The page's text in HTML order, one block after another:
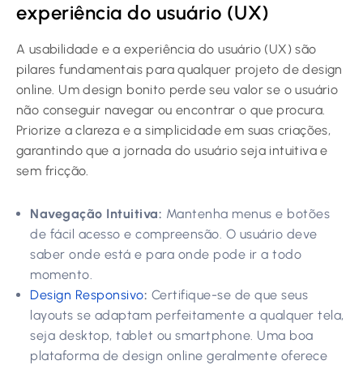
experiência do usuário (UX)
A usabilidade e a experiência do usuário (UX) são
pilares fundamentais para qualquer projeto de design
online. Um design bonito perde seu valor se o usuário
não conseguir navegar ou encontrar o que procura.
Priorize a clareza e a simplicidade em suas criações,
garantindo que a jornada do usuário seja intuitiva e
sem fricção.
Navegação Intuitiva: Mantenha menus e botões
de fácil acesso e compreensão. O usuário deve
saber onde está e para onde pode ir a todo
momento.
Design Responsivo: Certifique-se de que seus
layouts se adaptam perfeitamente a qualquer tela,
seja desktop, tablet ou smartphone. Uma boa
plataforma de design online geralmente oferece